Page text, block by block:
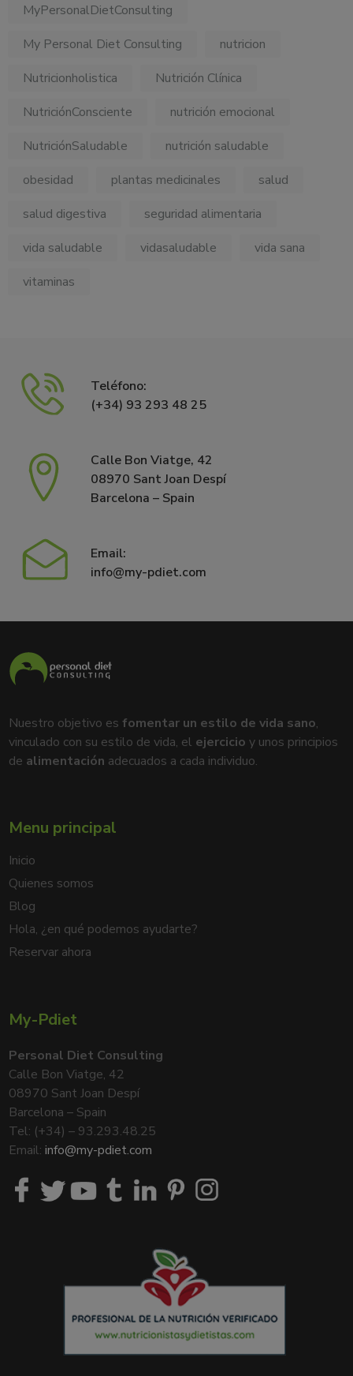
MyPersonalDietConsulting
My Personal Diet Consulting
nutricion
Nutricionholistica
Nutrición Clínica
NutriciónConsciente
nutrición emocional
NutriciónSaludable
nutrición saludable
obesidad
plantas medicinales
salud
salud digestiva
seguridad alimentaria
vida saludable
vidasaludable
vida sana
vitaminas
Teléfono:
(+34) 93 293 48 25
Calle Bon Viatge, 42
08970 Sant Joan Despí
Barcelona – Spain
Email:
info@my-pdiet.com
Nuestro objetivo esfomentar un estilo de vida sano,
vinculado con su estilo de vida, el ejercicio y unos principios
de alimentación adecuados a cada individuo.
Menu principal
Inicio
Quienes somos
Blog
Hola, ¿en qué podemos ayudarte?
Reservar ahora
My-Pdiet
Personal Diet Consulting
Calle Bon Viatge, 42
08970 Sant Joan Despí
Barcelona – Spain
Tel: (+34) – 93.293.48.25
Email:info@my-pdiet.com